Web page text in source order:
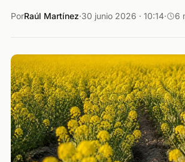
Lifestyle
Actualidad
PorRaúl Martínez·30 junio 2026 · 10:14· 6